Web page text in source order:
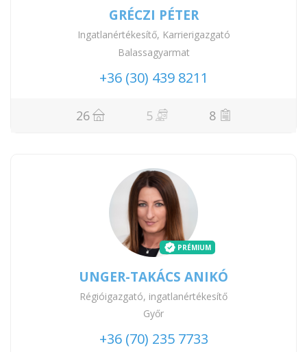
GRÉCZI PÉTER
Ingatlanértékesítő, Karrierigazgató
Balassagyarmat
+36 (30) 439 8211
26 5 8
PRÉMIUM
UNGER-TAKÁCS ANIKÓ
Régióigazgató, ingatlanértékesítő
Győr
+36 (70) 235 7733